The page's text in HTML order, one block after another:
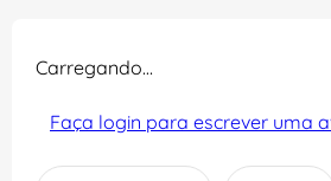
Carregando…
Faça login para escrever uma